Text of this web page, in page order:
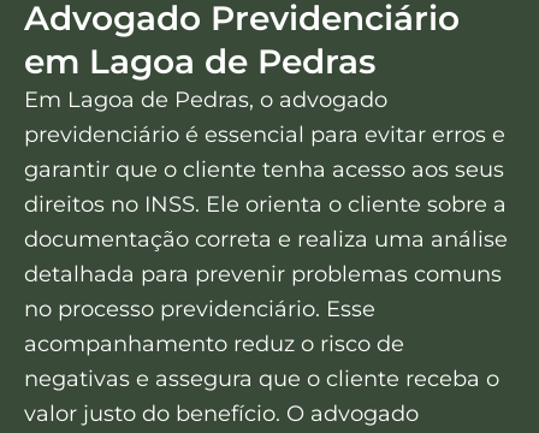
Advogado Previdenciário
em Lagoa de Pedras
Em Lagoa de Pedras, o advogado
previdenciário é essencial para evitar erros e
garantir que o cliente tenha acesso aos seus
direitos no INSS. Ele orienta o cliente sobre a
documentação correta e realiza uma análise
detalhada para prevenir problemas comuns
no processo previdenciário. Esse
acompanhamento reduz o risco de
negativas e assegura que o cliente receba o
valor justo do benefício. O advogado